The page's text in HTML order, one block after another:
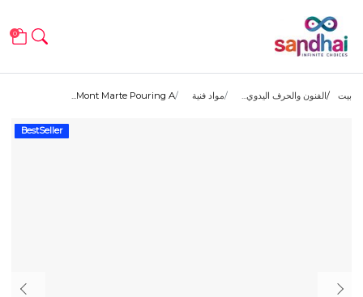
0
بيت الفنون والحرف اليدوي... مواد فنية Mont Marte Pouring A...
BestSeller